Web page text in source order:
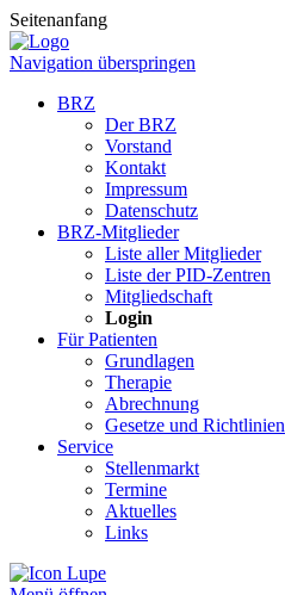
Seitenanfang
Navigation überspringen
BRZ
Der BRZ
Vorstand
Kontakt
Impressum
Datenschutz
BRZ-Mitglieder
Liste aller Mitglieder
Liste der PID-Zentren
Mitgliedschaft
Login
Für Patienten
Grundlagen
Therapie
Abrechnung
Gesetze und Richtlinien
Service
Stellenmarkt
Termine
Aktuelles
Links